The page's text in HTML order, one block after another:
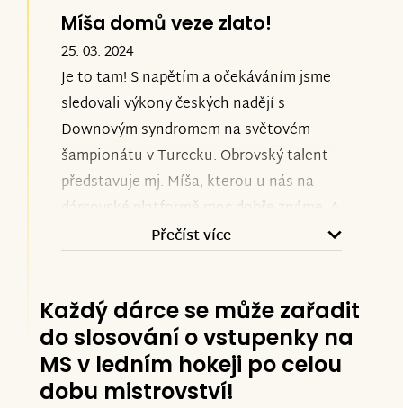
Míša domů veze zlato!
25. 03. 2024
Je to tam! S napětím a očekáváním jsme
sledovali výkony českých nadějí s
Downovým syndromem na světovém
šampionátu v Turecku. Obrovský talent
představuje mj. Míša, kterou u nás na
dárcovské platformě moc dobře známe. A
taky, že Míša nezklamala, domů veze
Míša stanula na MS trisomegames 2024
za skvělé výsledky v trojboji na stupni
vítězů společně s Italkou Nicole Orlando.
Ve stejném čase se raduje hned ze čtyř
Přečíst více
Každý dárce se může zařadit
do slosování o vstupenky na
MS v ledním hokeji po celou
dobu mistrovství!